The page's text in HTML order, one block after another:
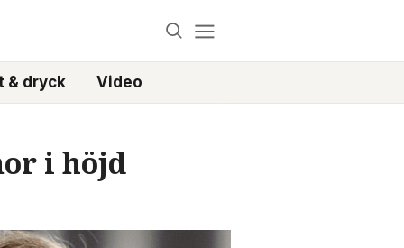
& dryck Video
i höjd